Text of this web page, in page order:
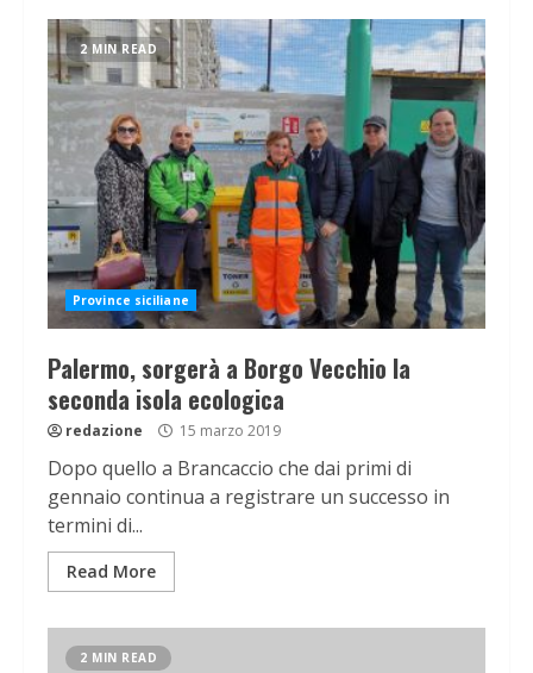
2 MIN READ
Province siciliane
Palermo, sorgerà a Borgo Vecchio la
seconda isola ecologica
redazione 15 marzo 2019
Dopo quello a Brancaccio che dai primi di
gennaio continua a registrare un successo in
termini di...
Read More
2 MIN READ